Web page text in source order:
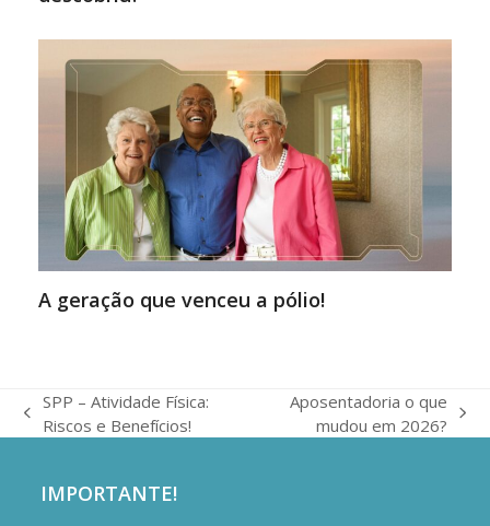
A geração que venceu a pólio!
previous
SPP – Atividade Física:
Riscos e Benefícios!
Aposentadoria o que
mudou em 2026?
IMPORTANTE!